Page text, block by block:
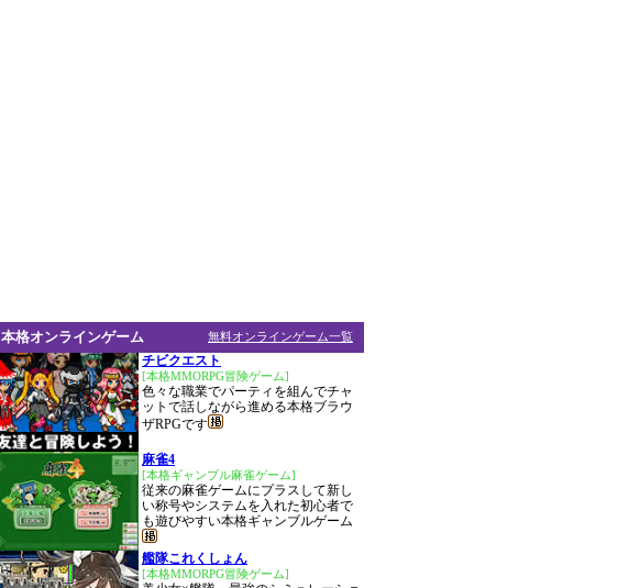
無料オンラインゲーム一覧
本格オンラインゲーム
チビクエスト
[本格MMORPG冒険ゲーム]
色々な職業でパーティを組んでチャ
ットで話しながら進める本格ブラウ
ザRPGです
麻雀4
[本格ギャンブル麻雀ゲーム]
従来の麻雀ゲームにプラスして新し
い称号やシステムを入れた初心者で
も遊びやすい本格ギャンブルゲーム
艦隊これくしょん
[本格MMORPG冒険ゲーム]